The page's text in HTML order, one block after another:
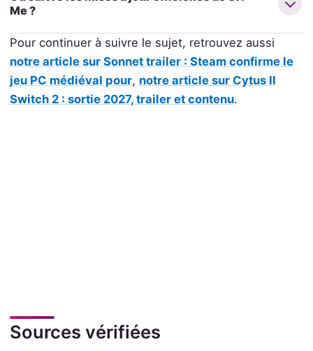
Me ?
Pour continuer à suivre le sujet, retrouvez aussi
notre article sur Sonnet trailer : Steam confirme le
jeu PC médiéval pour, notre article sur Cytus II
Switch 2 : sortie 2027, trailer et contenu.
Sources vérifiées